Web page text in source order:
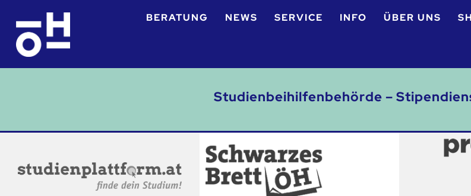
BERATUNG NEWS SERVICE INFO ÜBER UNS
Studienbeihilfenbehörde –